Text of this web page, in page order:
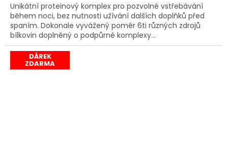
Unikátní proteinový komplex pro pozvolné vstřebávání
během noci, bez nutnosti užívání dalších doplňků před
spaním. Dokonale vyvážený poměr 6ti různých zdrojů
bílkovin doplněný o podpůrné komplexy...
DÁREK
ZDARMA